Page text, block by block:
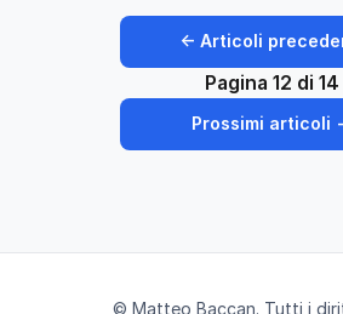
← Articoli
Pagina 12 di 14
Prossimi articoli
© Matteo Baccan. Tutti i